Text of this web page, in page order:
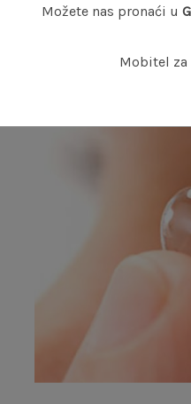
Možete nas pronaći u
Mobitel